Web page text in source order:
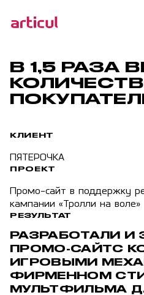
Услуги
Клиенты
Команда
Контакты
Карьера
Блог
В 1,5 РАЗА
КЛИЕНТ
ПЯТЕРОЧКА
ПРОЕКТ
Промо-сайт в поддержку
кампании «Тролли на воле»
РЕЗУЛЬТАТ
РАЗРАБОТАЛИ И
ПРОМО-САЙТС
ИГРОВЫМИ
ФИРМЕННОМ
МУЛЬТФИЛЬМА